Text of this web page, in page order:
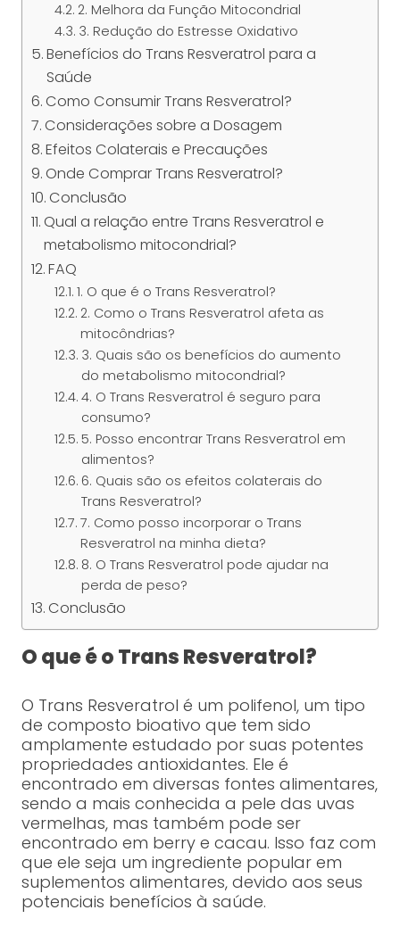
2. Melhora da Função Mitocondrial
3. Redução do Estresse Oxidativo
Benefícios do Trans Resveratrol para a
Saúde
Como Consumir Trans Resveratrol?
Considerações sobre a Dosagem
Efeitos Colaterais e Precauções
Onde Comprar Trans Resveratrol?
Conclusão
Qual a relação entre Trans Resveratrol e
metabolismo mitocondrial?
FAQ
1. O que é o Trans Resveratrol?
2. Como o Trans Resveratrol afeta as
mitocôndrias?
3. Quais são os benefícios do aumento
do metabolismo mitocondrial?
4. O Trans Resveratrol é seguro para
consumo?
5. Posso encontrar Trans Resveratrol em
alimentos?
6. Quais são os efeitos colaterais do
Trans Resveratrol?
7. Como posso incorporar o Trans
Resveratrol na minha dieta?
8. O Trans Resveratrol pode ajudar na
perda de peso?
Conclusão
O que é o Trans Resveratrol?
O Trans Resveratrol é um polifenol, um tipo
de composto bioativo que tem sido
amplamente estudado por suas potentes
propriedades antioxidantes. Ele é
encontrado em diversas fontes alimentares,
sendo a mais conhecida a pele das uvas
vermelhas, mas também pode ser
encontrado em berry e cacau. Isso faz com
que ele seja um ingrediente popular em
suplementos alimentares, devido aos seus
potenciais benefícios à saúde.